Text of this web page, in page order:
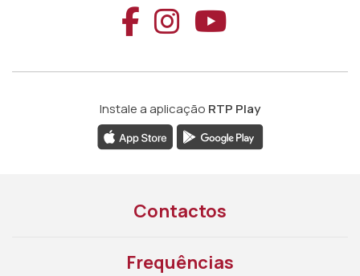
Aceder ao
Aceder ao
Aceder
Instale a aplicação RTP Play
Contactos
Frequências